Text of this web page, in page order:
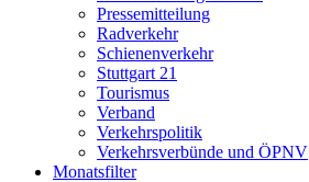
Pressemitteilung
Radverkehr
Schienenverkehr
Stuttgart 21
Tourismus
Verband
Verkehrspolitik
Verkehrsverbünde und ÖPNV
Monatsfilter